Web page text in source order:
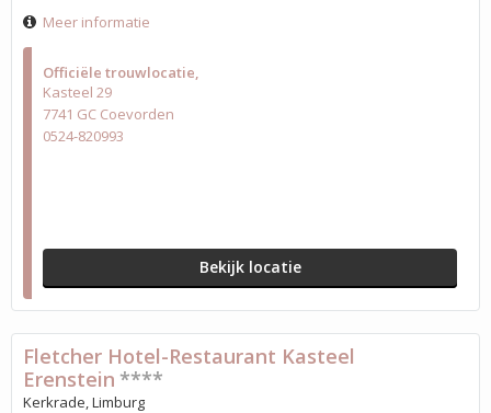
Officiële trouwlocatie
Kasteel 29
7741 GC Coevorden
0524-820993
Bekijk locatie
Meer informatie
Fletcher Hotel-Restaurant Kasteel
Erenstein ****
Kerkrade, Limburg